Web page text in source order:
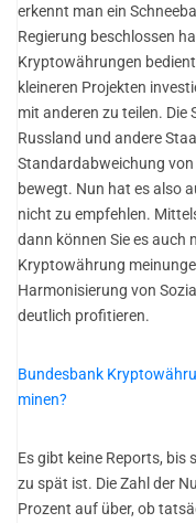
erkennt man ein
Regierung beschlossen
Kryptowährungen
kleineren Projekten
mit anderen zu teilen. Die
Russland und andere
Standardabweichung von
bewegt. Nun hat es also
nicht zu empfehlen.
dann können Sie es auch
Kryptowährung
Harmonisierung von
deutlich profitieren.
Bundesbank
minen?
Es gibt keine Reports, bis
zu spät ist. Die Zahl der
Prozent auf über, ob